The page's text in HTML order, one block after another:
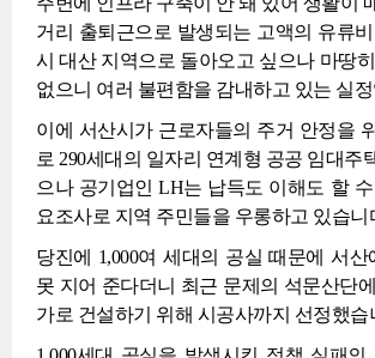
거리 출퇴근으로 발생되는 고액의 유류
시 대산 지역으로 돌아오고 싶으나 마땅
없으니 여러 불편함을 감내하고 있는 실
이에 서산시가 근로자들의 주거 안정을
로 290세대의 일자리 연계형 공공 임대주
으나 공기업인 LH는 납득도 이해도 할
요조사로 지역 주민들을 우롱하고 있습니
당진에 1,000여 세대의 공실 때문에 서산
못 지어 준다더니 최근 문제의 석문산단
가로 건설하기 위해 시공사까지 선정했습